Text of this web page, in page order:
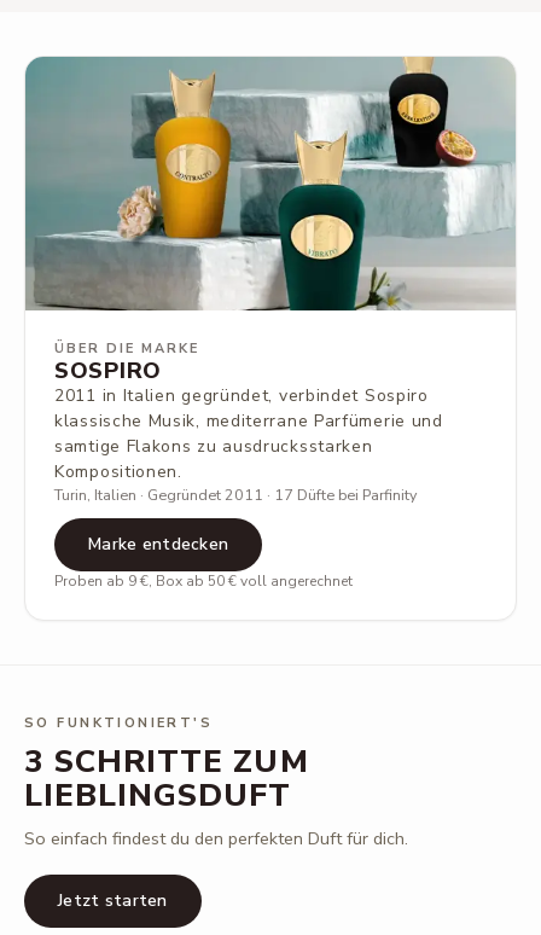
ÜBER DIE MARKE
SOSPIRO
2011 in Italien gegründet, verbindet Sospiro
klassische Musik, mediterrane Parfümerie und
samtige Flakons zu ausdrucksstarken
Kompositionen.
Turin, Italien · Gegründet 2011 · 17 Düfte bei Parfinity
Marke entdecken
Proben ab 9 €, Box ab 50 € voll angerechnet
SO FUNKTIONIERT'S
3 SCHRITTE ZUM
LIEBLINGSDUFT
So einfach findest du den perfekten Duft für dich.
Jetzt starten